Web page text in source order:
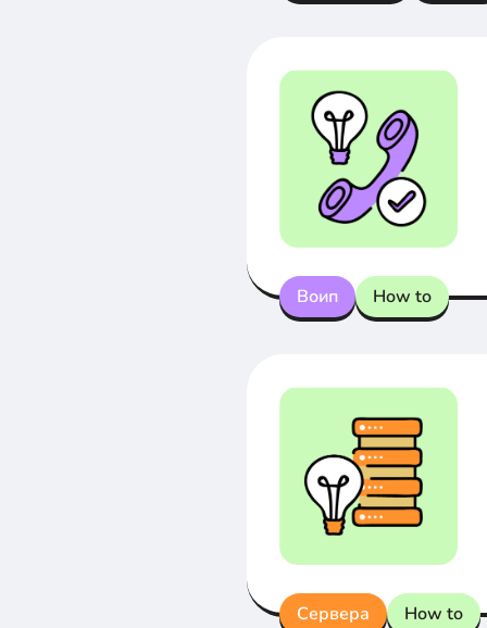
Воип How to
Сервера How to